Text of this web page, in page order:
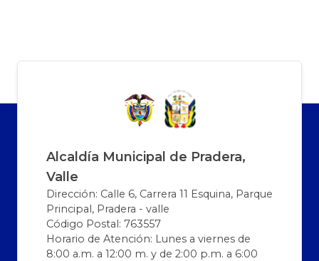
Alcaldía Municipal de Pradera,
Valle
Dirección: Calle 6, Carrera 11 Esquina, Parque
Principal, Pradera - valle
Código Postal: 763557
Horario de Atención: Lunes a viernes de
8:00 a.m. a 12:00 m. y de 2:00 p.m. a 6:00